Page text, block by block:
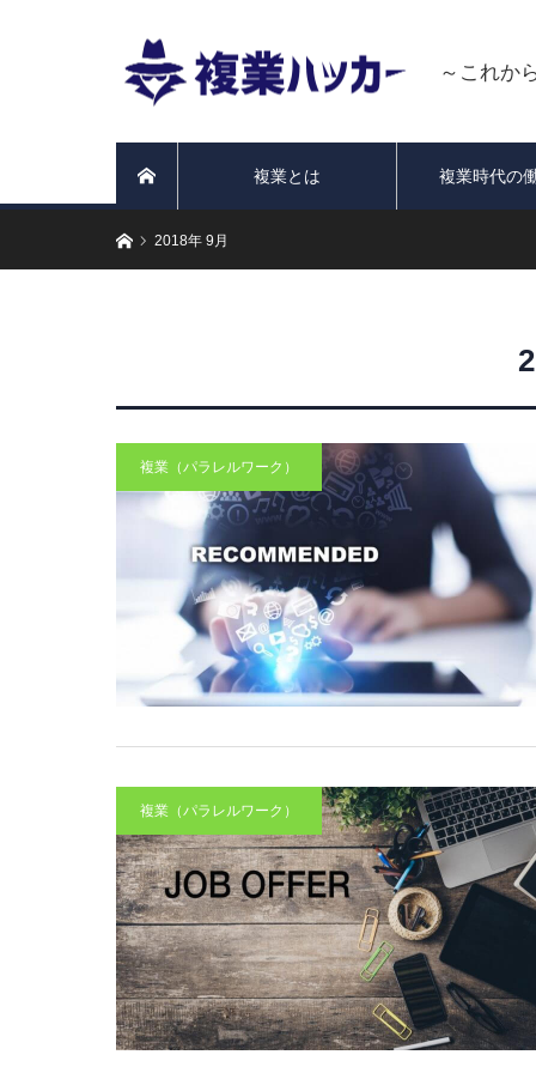
～これか
複業とは 複業時代の
ホーム2018年 9月
複業（パラレルワーク）
複業（パラレルワーク）